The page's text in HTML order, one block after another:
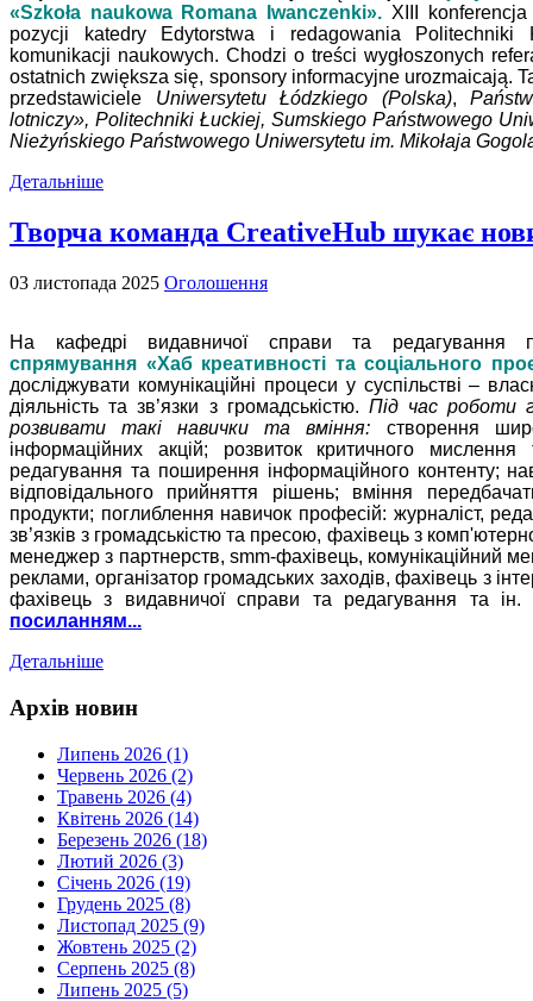
«Szkoła naukowa Romana Iwanczenki». XIII
pozycji katedry Edytorstwa i redagowania Politechniki
komunikacji naukowych. Chodzi o treści wygłoszonych
ostatnich zwiększa się, sponsory informacyjne urozmaicają.
przedstawiciele Uniwersytetu Łódzkiego (Polska),
lotniczy», Politechniki Łuckiej, Sumskiego Państwowego
Nieżyńskiego Państwowego Uniwersytetu im. Mikołaja
Детальніше
Творча команда CreativeHub шукає
03 листопада 2025 Оголошення
На кафедрі видавничої справи та
спрямування «Хаб креативності та соціального
досліджувати комунікаційні процеси у суспільстві –
діяльність та зв’язки з громадськістю. Під час роботи
розвивати такі навички та вміння: створення
інформаційних акцій; розвиток критичного
редагування та поширення інформаційного контенту;
відповідального прийняття рішень; вміння
продукти; поглиблення навичок професій: журналіст,
зв’язків з громадськістю та пресою, фахівець з
менеджер з партнерств, smm-фахівець, комунікаційний
реклами, організатор громадських заходів, фахівець з
фахівець з видавничої справи та редагування та ін.
посиланням...
Детальніше
Архів новин
Липень 2026 (1)
Червень 2026 (2)
Травень 2026 (4)
Квітень 2026 (14)
Березень 2026 (18)
Лютий 2026 (3)
Січень 2026 (19)
Грудень 2025 (8)
Листопад 2025 (9)
Жовтень 2025 (2)
Серпень 2025 (8)
Липень 2025 (5)